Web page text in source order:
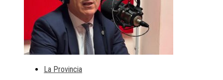
La Provincia